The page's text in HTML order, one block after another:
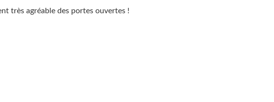
très agréable des portes ouvertes !